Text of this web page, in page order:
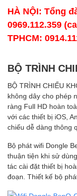
HÀ NỘI: Tổng
0969.112.359
TPHCM:
BỘ TRÌNH
BỘ TRÌNH CHIẾU
không dây cho phép
ràng Full HD hoàn
với các thiết bị iOS,
chiếu dễ dàng thông
Bộ phát wifi Dongle
thuận tiện khi sử
tác cài đặt thiết bị
đoạn. Thiết kế bộ